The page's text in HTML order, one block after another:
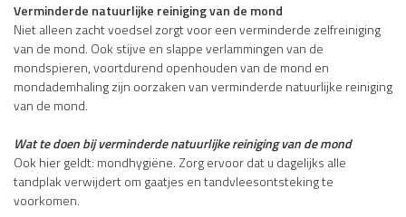
Verminderde natuurlijke reiniging van de mond
Niet alleen zacht voedsel zorgt voor een verminderde zelfreiniging
van de mond. Ook stijve en slappe verlammingen van de
mondspieren, voortdurend openhouden van de mond en
mondademhaling zijn oorzaken van verminderde natuurlijke reiniging
van de mond.
Wat te doen bij verminderde natuurlijke reiniging van de mond
Ook hier geldt: mondhygiëne. Zorg ervoor dat u dagelijks alle
tandplak verwijdert om gaatjes en tandvleesontsteking te
voorkomen.